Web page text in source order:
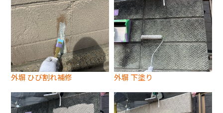
外塀 ひび割れ補修 外塀 下塗り